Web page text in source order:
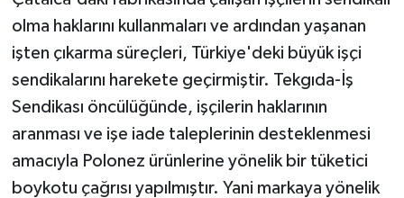
olma haklarını kullanmaları ve ardından yaşanan
işten çıkarma süreçleri, Türkiye'deki büyük işçi
sendikalarını harekete geçirmiştir. Tekgıda-İş
Sendikası öncülüğünde, işçilerin haklarının
aranması ve işe iade taleplerinin desteklenmesi
amacıyla Polonez ürünlerine yönelik bir tüketici
boykotu çağrısı yapılmıştır. Yani markaya yönelik